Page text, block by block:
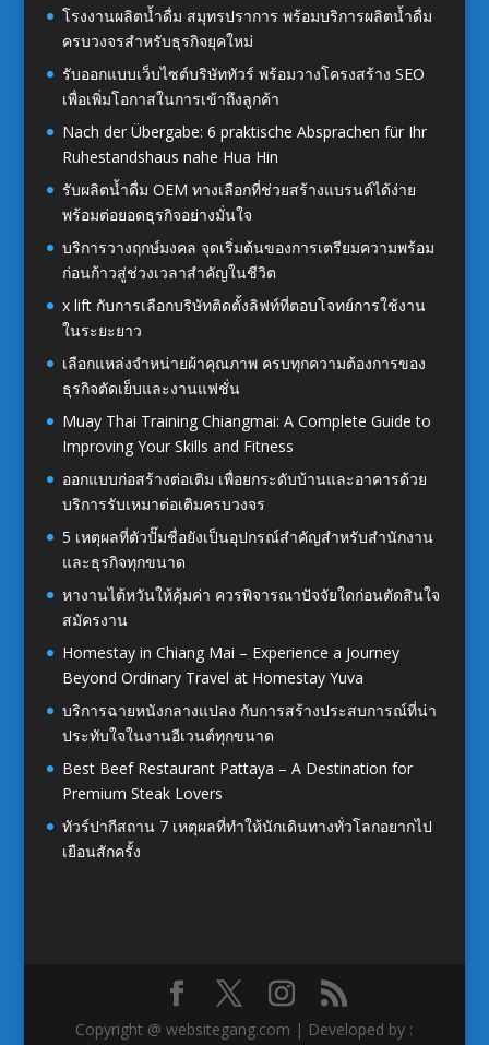
โรงงานผลิตน้ำดื่ม สมุทรปราการ พร้อมบริการผลิตน้ำดื่ม
ครบวงจรสำหรับธุรกิจยุคใหม่
รับออกแบบเว็บไซต์บริษัททัวร์ พร้อมวางโครงสร้าง SEO
เพื่อเพิ่มโอกาสในการเข้าถึงลูกค้า
Nach der Übergabe: 6 praktische Absprachen für Ihr
Ruhestandshaus nahe Hua Hin
รับผลิตน้ำดื่ม OEM ทางเลือกที่ช่วยสร้างแบรนด์ได้ง่าย
พร้อมต่อยอดธุรกิจอย่างมั่นใจ
บริการวางฤกษ์มงคล จุดเริ่มต้นของการเตรียมความพร้อม
ก่อนก้าวสู่ช่วงเวลาสำคัญในชีวิต
x lift กับการเลือกบริษัทติดตั้งลิฟท์ที่ตอบโจทย์การใช้งาน
ในระยะยาว
เลือกแหล่งจำหน่ายผ้าคุณภาพ ครบทุกความต้องการของ
ธุรกิจตัดเย็บและงานแฟชั่น
Muay Thai Training Chiangmai: A Complete Guide to
Improving Your Skills and Fitness
ออกแบบก่อสร้างต่อเติม เพื่อยกระดับบ้านและอาคารด้วย
บริการรับเหมาต่อเติมครบวงจร
5 เหตุผลที่ตัวปั๊มชื่อยังเป็นอุปกรณ์สำคัญสำหรับสำนักงาน
และธุรกิจทุกขนาด
หางานไต้หวันให้คุ้มค่า ควรพิจารณาปัจจัยใดก่อนตัดสินใจ
สมัครงาน
Homestay in Chiang Mai – Experience a Journey
Beyond Ordinary Travel at Homestay Yuva
บริการฉายหนังกลางแปลง กับการสร้างประสบการณ์ที่น่า
ประทับใจในงานอีเวนต์ทุกขนาด
Best Beef Restaurant Pattaya – A Destination for
Premium Steak Lovers
ทัวร์ปากีสถาน 7 เหตุผลที่ทำให้นักเดินทางทั่วโลกอยากไป
เยือนสักครั้ง
Copyright @ websitegang.com | Developed by :